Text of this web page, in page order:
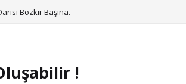
Bozkır Başına.
!